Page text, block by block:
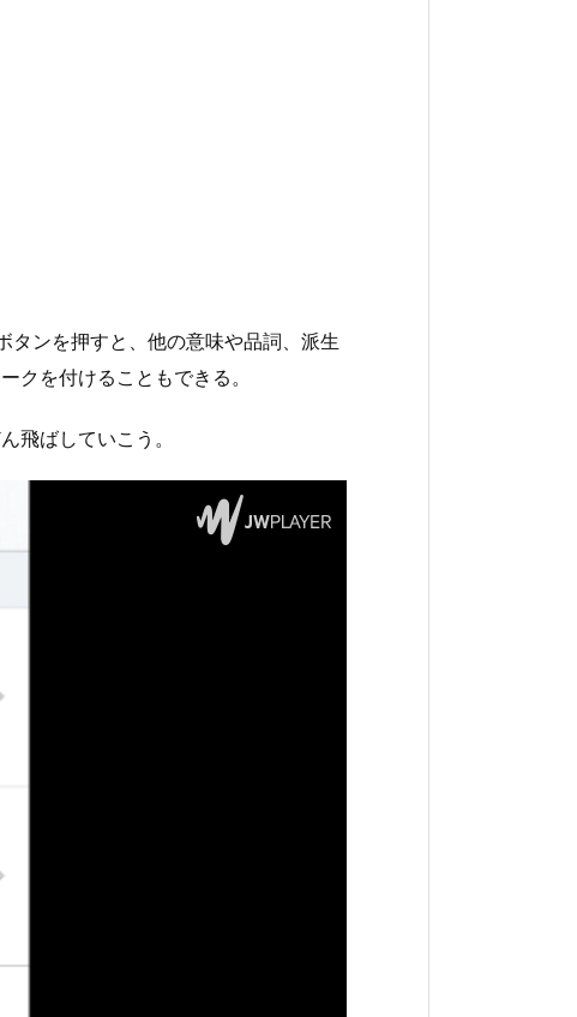
タンを押すと、他の意味や品詞、派生
クを付けることもできる。
飛ばしていこう。